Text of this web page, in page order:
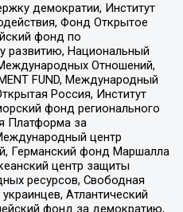
демократии, Институт
Фонд Открытое
фонд по
развитию, Национальный
Отношений,
FUND, Международный
Россия, Институт
фонд регионального
Платформа за
центр
Германский фонд Маршалла
центр защиты
ресурсов, Свободная
Атлантический
фонд за демократию,